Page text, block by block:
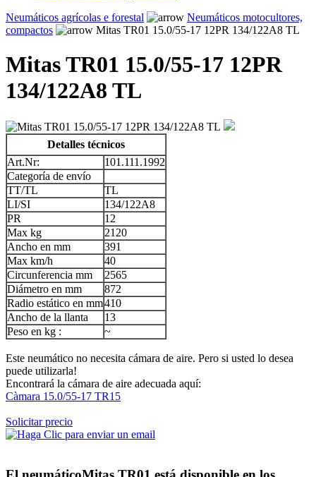
Neumáticos agrícolas e forestal
Neumáticos motocultores,
compactos
Mitas TR01 15.0/55-17 12PR 134/122A8 TL
Mitas TR01 15.0/55-17 12PR
134/122A8 TL
Detalles técnicos
Art.Nr:
101.111.1992
Categoría de envío
TT/TL
TL
LI/SI
134/122A8
PR
12
Max kg
2120
Ancho en mm
391
Max km/h
40
Circunferencia mm
2565
Diámetro en mm
872
Radio estático en mm410
Ancho de la llanta
13
Peso en kg :
~
Este neumático no necesita cámara de aire. Pero si usted lo desea
puede utilizarla!
Encontrará la cámara de aire adecuada aquí:
Càmara 15.0/55-17 TR15
Solicitar precio